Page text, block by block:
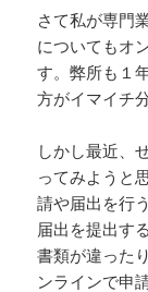
さて私が専門
についてもオ
す。弊所も１
方がイマイチ
しかし最近、
ってみようと
請や届出を行
届出を提出す
書類が違った
ンラインで申